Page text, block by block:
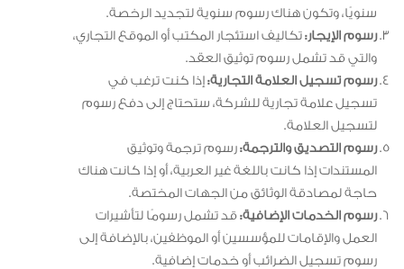
سنويًا، وتكون هناك رسوم سنوية لتجديد الرخصة.
رسوم الإيجار:تكاليف استئجار المكتب أو الموقع التجاري،
والتي قد تشمل رسوم توثيق العقد.
رسوم تسجيل العلامة التجارية:إذا كنت ترغب في
تسجيل علامة تجارية للشركة، ستحتاج إلى دفع رسوم
لتسجيل العلامة.
رسوم التصديق والترجمة:رسوم ترجمة وتوثيق
المستندات إذا كانت باللغة غير العربية، أو إذا كانت هناك
حاجة لمصادقة الوثائق من الجهات المختصة.
رسوم الخدمات الإضافية:قد تشمل رسومًا لتأشيرات
العمل والإقامات للمؤسسين أو الموظفين، بالإضافة إلى
رسوم تسجيل الضرائب أو خدمات إضافية.